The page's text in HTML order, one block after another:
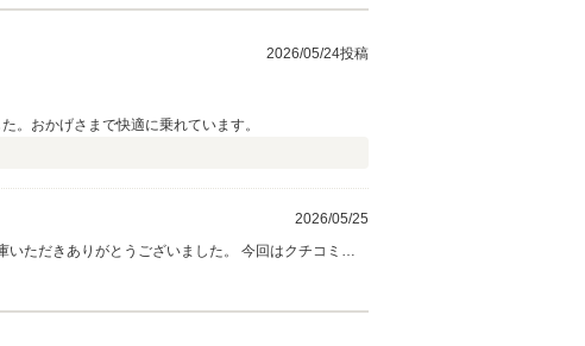
2026/05/24投稿
。おかげさまで快適に乗れています。
2026/05/25